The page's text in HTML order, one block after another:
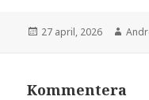
Postat
27 april, 2026
Kommentera